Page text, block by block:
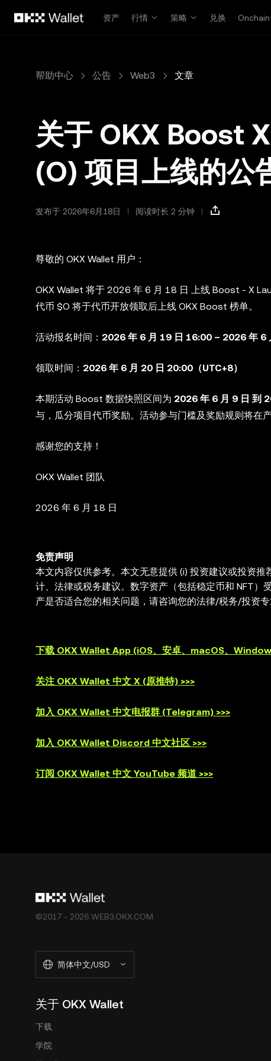
资产
行情 策略 兑换 Onchain
帮助中心 公告 Web3 文章
关于 OKX Boost
(O) 项目上线的公
发布于 2026年6月18日 阅读时长 2 分钟
尊敬的 OKX Wallet 用户：
OKX Wallet 将于 2026 年 6 月 18 日 上线 Boost - X
代币 $O 将于代币开放领取后上线 OKX Boost 榜单。
活动报名时间： 2026 年 6 月 19 日 16:00 – 2026 年 6
领取时间： 2026 年 6 月 20 日 20:00（UTC+8）
本期活动 Boost 数据快照区间为 2026 年 6 月 9 日 到
与，瓜分项目代币奖励。活动参与门槛及奖励规则将在
感谢您的支持！
OKX Wallet 团队
2026 年 6 月 18 日
免责声明
本文内容仅供参考。本文无意提供 (i) 投资建议或投资
计、法律或税务建议。数字资产（包括稳定币和 NFT
产是否适合您的相关问题，请咨询您的法律/税务/投资
与第三方平台交互，OKX Web3 钱包无法控制此类第
下载 OKX Wallet App (iOS、安卓、macOS、
关注 OKX Wallet 中文 X (原推特) >>>
加入 OKX Wallet 中文电报群 (Telegram) >>>
加入 OKX Wallet Discord 中文社区 >>>
订阅 OKX Wallet 中文 YouTube 频道 >>>
©2017 - 2026 WEB3.OKX.COM
简体中文/USD
关于 OKX Wallet
下载
学院